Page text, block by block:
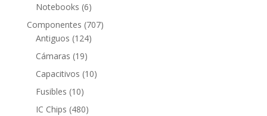
Notebooks 66
productos
Componentes 707707
Antiguos 124124
Cámaras 1919
productos
Capacitivos 1010
Fusibles 1010
productos
IC Chips 480480